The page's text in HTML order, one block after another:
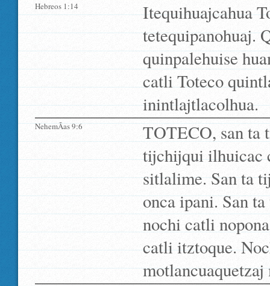
Hebreos 1:14
Itequihuajcahua
tetequipanohuaj.
quinpalehuise
catli Toteco
inintlajtlacolhua.
NehemÃ­as 9:6
TOTECO, san ta
tijchijqui ilhuicac
sitlalime. San ta
onca ipani. San
nochi catli
catli itztoque.